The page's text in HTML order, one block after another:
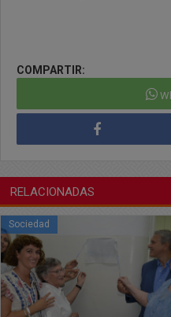
COMPARTIR:
RELACIONADAS
Sociedad